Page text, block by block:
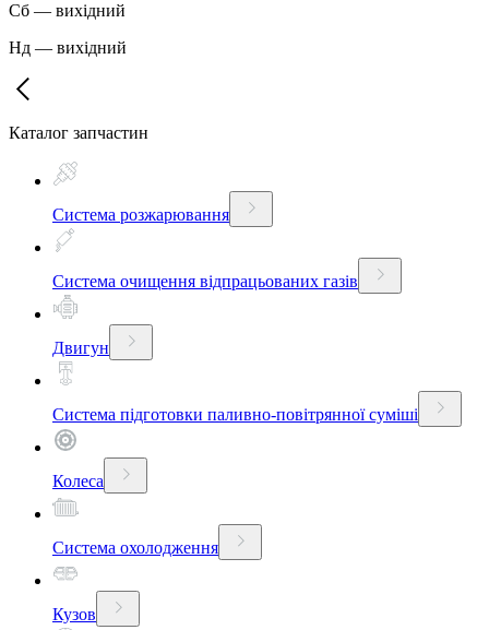
Сб — вихідний
Нд — вихідний
Каталог запчастин
Система розжарювання
Система очищення відпрацьованих газів
Двигун
Система підготовки паливно-повітрянної суміші
Колеса
Система охолодження
Кузов